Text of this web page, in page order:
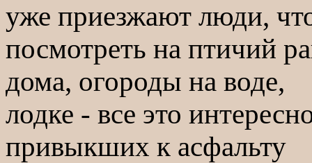
уже приезжают люди,
посмотреть на птичий
дома, огороды на воде,
лодке - все это
привыкших к асфальту